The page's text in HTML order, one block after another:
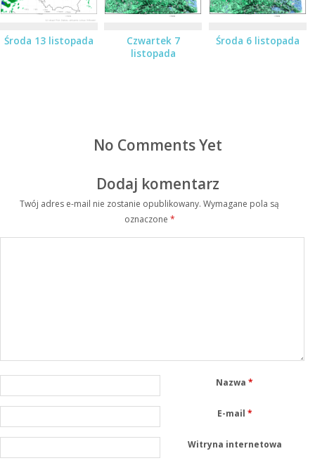
Środa 13 listopada
Czwartek 7
listopada
Środa 6 listopada
No Comments Yet
Dodaj komentarz
Twój adres e-mail nie zostanie opublikowany. Wymagane pola są
oznaczone *
Nazwa*
E-mail *
Witryna internetowa